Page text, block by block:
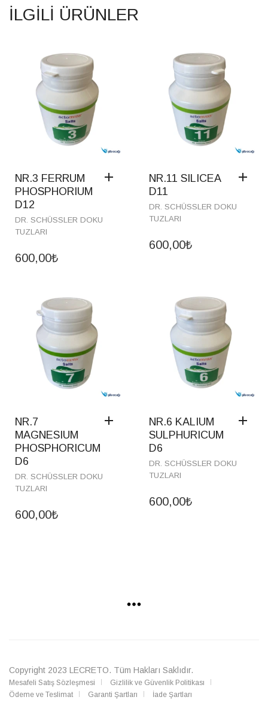
İLGILI ÜRÜNLER
NR.3 FERRUM
PHOSPHORIUM
D12
DR. SCHÜSSLER DOKU
TUZLARI
600,00₺
NR.11 SILICEA
D11
DR. SCHÜSSLER DOKU
TUZLARI
600,00₺
NR.7
MAGNESIUM
PHOSPHORICUM
D6
DR. SCHÜSSLER DOKU
TUZLARI
600,00₺
NR.6 KALIUM
SULPHURICUM
D6
DR. SCHÜSSLER DOKU
TUZLARI
600,00₺
Copyright 2023 LECRETO. Tüm Hakları Saklıdır.
Mesafeli Satış Sözleşmesi
Gizlilik ve Güvenlik Politikası
Ödeme ve Teslimat
Garanti Şartları İade Şartları